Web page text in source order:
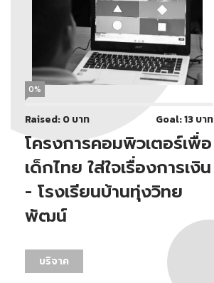
0%
Raised: 0 บาท Goal: 13 บาท
โครงการคอมพิวเตอร์เพื่อ
เด็กไทย ใส่ใจเรื่องการเงิน
- โรงเรียนบ้านทุ่งวิทย
พัฒน์
บริจาค